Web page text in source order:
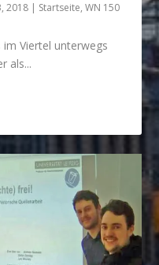
2018 | Startseite,WN 150
Viertel unterwegs
als...